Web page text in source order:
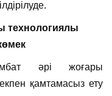
технологиялы
әрі жоғары
қамтамасыз ету